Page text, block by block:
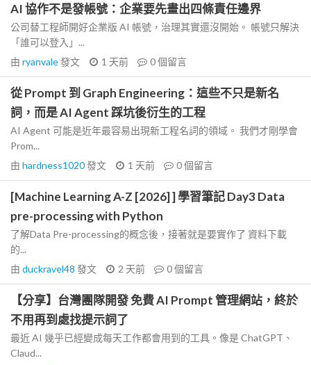
AI 協作不是發帳號：企業要先畫出四條責任邊界
公司替工程師開好企業版 AI 帳號，治理其實還沒開始。 帳號只解決
「誰可以登入」...
由 ryanvale發文 1 天前 0個留言
從 Prompt 到 Graph Engineering：這些不只是新名
詞，而是 AI Agent 踩坑後衍生的工程
AI Agent 可能是近年最容易出現新工程名詞的領域。 我們才剛學會
Prom...
由 hardness1020發文 1 天前 0個留言
[Machine Learning A-Z [2026] ] 學習筆記 Day3 Data
pre-processing with Python
了解Data Pre-processing的概念後，接著就是要實作了 資料下載
的...
由 duckravel48 發文 2 天前 0個留言
【分享】台灣團隊開發 免費 AI Prompt 管理網站，終於
不用再到處找提示詞了
最近 AI 幾乎已經變成每天工作都會用到的工具。像是 ChatGPT、
Claud...